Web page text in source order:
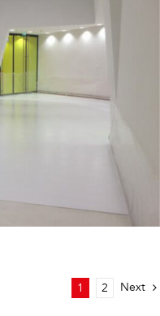
1 2 Next